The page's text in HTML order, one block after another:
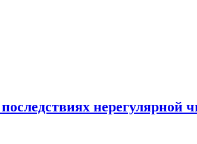
нерегулярной